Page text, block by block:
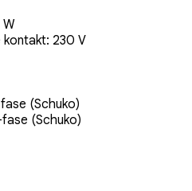
W
kontakt: 230 V
(Schuko)
(Schuko)